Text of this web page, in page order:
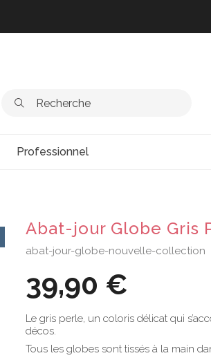
Professionnel
Abat-jour Globe Gris
abat-jour-globe-nouvelle-collection
39,90 €
Le gris perle, un coloris délicat qui
décos.
Tous les globes sont tissés à la main